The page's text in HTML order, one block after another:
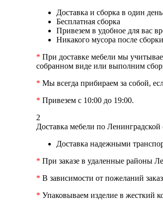
Доставка и сборка в один день
Бесплатная сборка
Привезем в удобное для вас
Никакого мусора после сборки
* При доставке мебели мы
собранном виде или выполним
* Мы всегда прибираем за собой,
* Привезем с 10:00 до 19:00.
2
Доставка мебели по Ленинградской
Доставка надежными
* При заказе в удаленные районы
* В зависимости от пожеланий
* Упаковываем изделие в жесткий